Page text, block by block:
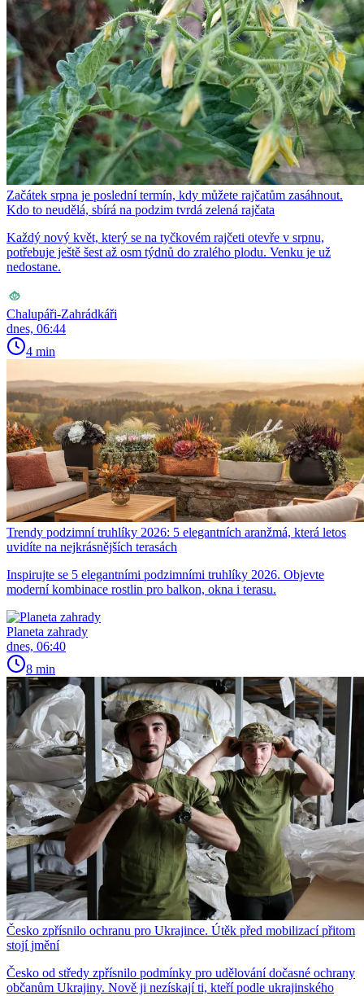
Začátek srpna je poslední termín, kdy můžete rajčatům zasáhnout.
Kdo to neudělá, sbírá na podzim tvrdá zelená rajčata
Každý nový květ, který se na tyčkovém rajčeti otevře v srpnu,
potřebuje ještě šest až osm týdnů do zralého plodu. Venku je už
nedostane.
Chalupáři-Zahrádkáři
dnes, 06:44
4 min
Trendy podzimní truhlíky 2026: 5 elegantních aranžmá, která letos
uvidíte na nejkrásnějších terasách
Inspirujte se 5 elegantními podzimními truhlíky 2026. Objevte
moderní kombinace rostlin pro balkon, okna i terasu.
Planeta zahrady
dnes, 06:40
8 min
Česko zpřísnilo ochranu pro Ukrajince. Útěk před mobilizací přitom
stojí jmění
Česko od středy zpřísnilo podmínky pro udělování dočasné ochrany
občanům Ukrajiny. Nově ji nezískají ti, kteří podle ukrajinského